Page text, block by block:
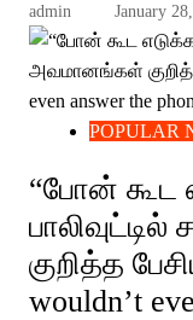
admin January
POPULAR
“போன் கூட
குறித்த
wouldn’t